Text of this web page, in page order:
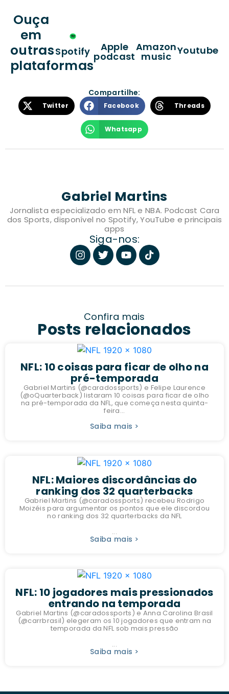
Ouça
em
outras
plataformas
Spotify Apple
podcast
Amazon
music Youtube
Compartilhe:
Twitter Facebook Threads
Whatsapp
Gabriel Martins
Jornalista especializado em NFL e NBA. Podcast Cara
dos Sports, disponível no Spotify, YouTube e principais
apps
Siga-nos:
Confira mais
Posts relacionados
NFL: 10 coisas para ficar de olho na
pré-temporada
Gabriel Martins (@caradossports) e Felipe Laurence
(@oQuarterback) listaram 10 coisas para ficar de olho
na pré-temporada da NFL, que começa nesta quinta-
feira...
Saiba mais >
NFL: Maiores discordâncias do
ranking dos 32 quarterbacks
Gabriel Martins (@caradossports) recebeu Rodrigo
Moizéis para argumentar os pontos que ele discordou
no ranking dos 32 quarterbacks da NFL
...
Saiba mais >
NFL: 10 jogadores mais pressionados
entrando na temporada
Gabriel Martins (@caradossports) e Anna Carolina Brasil
(@carrbrasil) elegeram os 10 jogadores que entram na
temporada da NFL sob mais pressão
...
Saiba mais >